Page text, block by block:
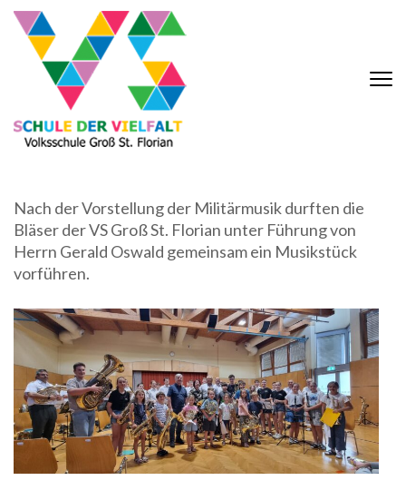
Zum
Inhalt
springen
(Eingabetaste
drücken)
Nach der Vorstellung der Militärmusik durften die
Bläser der VS Groß St. Florian unter Führung von
Herrn Gerald Oswald gemeinsam ein Musikstück
vorführen.